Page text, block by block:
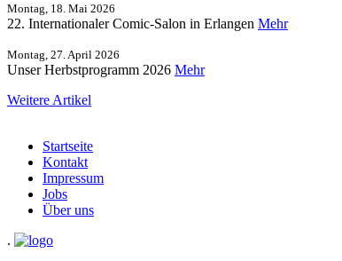
Montag, 18. Mai 2026
22. Internationaler Comic-Salon in Erlangen Mehr
Montag, 27. April 2026
Unser Herbstprogramm 2026 Mehr
Weitere Artikel
Startseite
Kontakt
Impressum
Jobs
Über uns
.